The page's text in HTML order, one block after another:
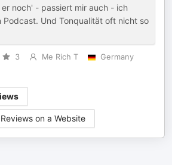
er noch' - passiert mir auch - ich
Podcast. Und Tonqualität oft nicht so
3 Me Rich T
Germany
on a Website